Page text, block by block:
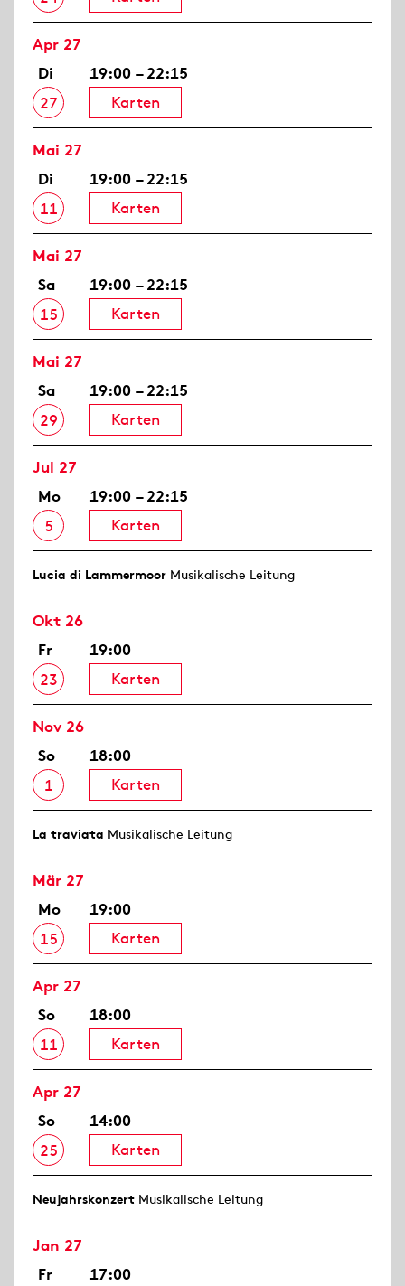
Apr 27
Di
27
19:00 – 22:15
Karten
Mai 27
Di
11
19:00 – 22:15
Karten
Mai 27
Sa
15
19:00 – 22:15
Karten
Mai 27
Sa
29
19:00 – 22:15
Karten
Jul 27
Mo
5
19:00 – 22:15
Karten
Lucia di Lammermoor Musikalische Leitung
Okt 26
Fr
23
19:00
Karten
Nov 26
So
1
18:00
Karten
La traviata Musikalische Leitung
Mär 27
Mo
15
19:00
Karten
Apr 27
So
11
18:00
Karten
Apr 27
So
25
14:00
Karten
Neujahrs­konzert Musikalische Leitung
Jan 27
Fr
17:00